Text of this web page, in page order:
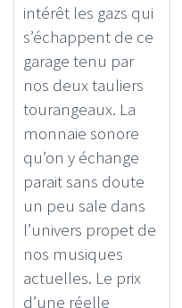
intérêt les gazs qui
s’échappent de ce
garage tenu par
nos deux tauliers
tourangeaux. La
monnaie sonore
qu’on y échange
parait sans doute
un peu sale dans
l’univers propet de
nos musiques
actuelles. Le prix
d’une réelle